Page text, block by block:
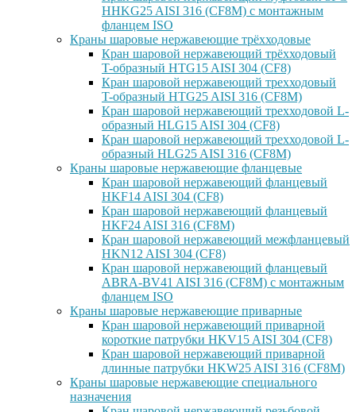
HHKG25 AISI 316 (CF8M) с монтажным
фланцем ISO
Краны шаровые нержавеющие трёхходовые
Кран шаровой нержавеющий трёхходовый
T-образный HTG15 AISI 304 (CF8)
Кран шаровой нержавеющий трехходовый
T-образный HTG25 AISI 316 (CF8M)
Кран шаровой нержавеющий трехходовой L-
образный HLG15 AISI 304 (CF8)
Кран шаровой нержавеющий трехходовой L-
образный HLG25 AISI 316 (CF8M)
Краны шаровые нержавеющие фланцевые
Кран шаровой нержавеющий фланцевый
HKF14 AISI 304 (CF8)
Кран шаровой нержавеющий фланцевый
HKF24 AISI 316 (CF8M)
Кран шаровой нержавеющий межфланцевый
HKN12 AISI 304 (CF8)
Кран шаровой нержавеющий фланцевый
ABRA-BV41 AISI 316 (CF8M) с монтажным
фланцем ISO
Краны шаровые нержавеющие приварные
Кран шаровой нержавеющий приварной
короткие патрубки HKV15 AISI 304 (CF8)
Кран шаровой нержавеющий приварной
длинные патрубки HKW25 AISI 316 (CF8M)
Краны шаровые нержавеющие специального
назначения